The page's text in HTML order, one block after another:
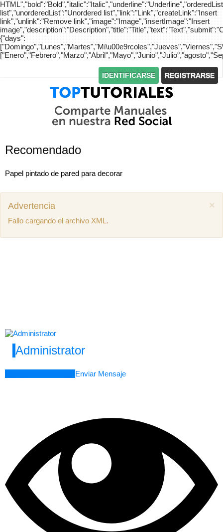
list","unorderedList":"Unordered list","link":"Link","createLink":"Insert
link","unlink":"Remove link","image":"Image","insertImage":"Insert
{"days":
IDENTIFICARSE REGISTRARSE
Recomendado
Papel pintado de pared para decorar
×
Advertencia
Fallo cargando el archivo XML.
Administrator
Enviar Mensaje